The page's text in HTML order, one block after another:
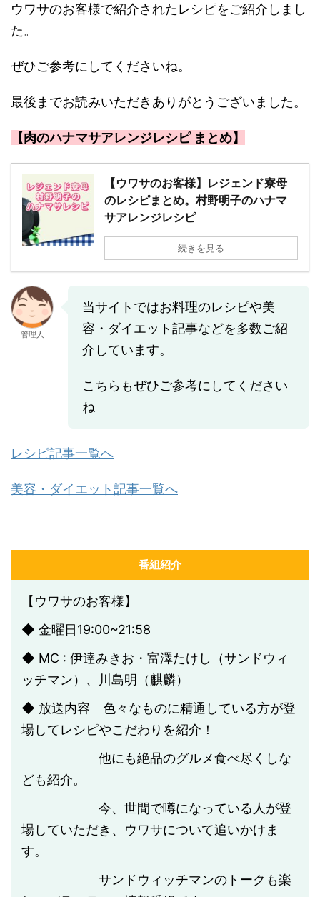
ウワサのお客様で紹介されたレシピをご紹介しまし
た。
ぜひご参考にしてくださいね。
最後までお読みいただきありがとうございました。
【肉のハナマサアレンジレシピ まとめ】
【ウワサのお客様】レジェンド寮母
のレシピまとめ。村野明子のハナマ
サアレンジレシピ
続きを見る
管理人
当サイトではお料理のレシピや美
容・ダイエット記事などを多数ご紹
介しています。
こちらもぜひご参考にしてください
ね
レシピ記事一覧へ
美容・ダイエット記事一覧へ
番組紹介
【ウワサのお客様】
◆ 金曜日19:00~21:58
◆ MC : 伊達みきお・富澤たけし（サンドウィ
ッチマン）、川島明（麒麟）
◆ 放送内容 色々なものに精通している方が登
場してレシピやこだわりを紹介！
他にも絶品のグルメ食べ尽くしな
ども紹介。
今、世間で噂になっている人が登
場していただき、ウワサについて追いかけま
す。
サンドウィッチマンのトークも楽